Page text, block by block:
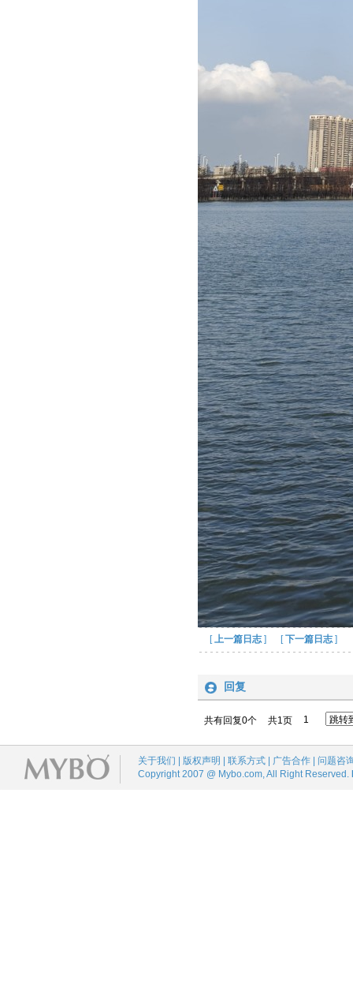
[上一篇日志 ] [下一篇日志 ]
回复
共有回复0个 共1页 1
关于我们 | 版权声明 | 联系方式 | 广告合作 | 问题咨
Copyright 2007 @ Mybo.com, All Right Reserved.